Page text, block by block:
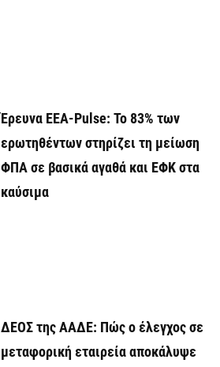
Έρευνα ΕΕΑ-Pulse: Το 83% των
ερωτηθέντων στηρίζει τη μείωση
ΦΠΑ σε βασικά αγαθά και ΕΦΚ στα
καύσιμα
ΔΕΟΣ της ΑΑΔΕ: Πώς ο έλεγχος σε
μεταφορική εταιρεία αποκάλυψε